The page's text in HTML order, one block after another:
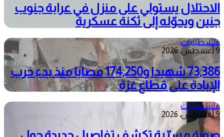
الاحتلال يستولي على منزل في عرابة جنوب
جنين ويحوّله إلى ثكنة عسكرية
فلسطينيات
9 أغسطس، 2026
73,386 شهيدا و174,250 مصابا منذ بدء حرب
الإبادة على قطاع غزة
فلسطينيات
9 أغسطس، 2026